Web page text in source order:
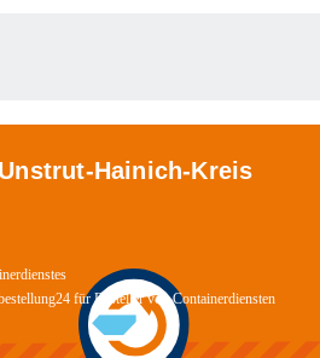
Hainich-Kreis
für Besteller von Containerdiensten